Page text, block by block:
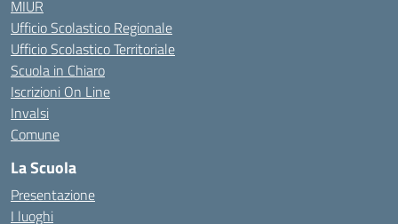
MIUR
Ufficio Scolastico Regionale
Ufficio Scolastico Territoriale
Scuola in Chiaro
Iscrizioni On Line
Invalsi
Comune
La Scuola
Presentazione
I luoghi